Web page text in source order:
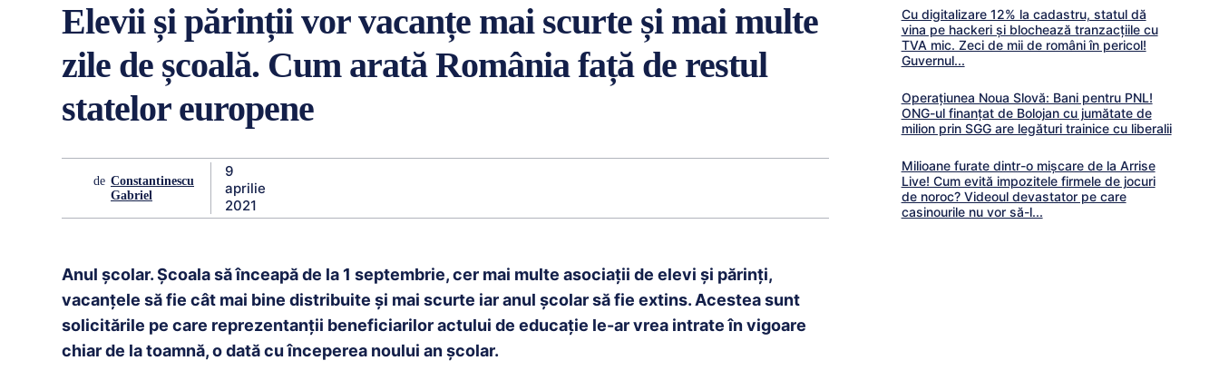
Elevii și părinții vor vacanțe mai scurte și mai multe
zile de școală. Cum arată România față de restul
statelor europene
de Constantinescu
Gabriel
9
aprilie
2021
Anul școlar. Școala să înceapă de la 1 septembrie, cer mai multe asociații de elevi și părinți,
vacanțele să fie cât mai bine distribuite și mai scurte iar anul școlar să fie extins. Acestea sunt
solicitările pe care reprezentanții beneficiarilor actului de educație le-ar vrea intrate în vigoare
chiar de la toamnă, o dată cu începerea noului an școlar.
Cu digitalizare 12% la cadastru, statul dă
vina pe hackeri și blochează tranzacțiile cu
TVA mic. Zeci de mii de români în pericol!
Guvernul...
Operațiunea Noua Slovă: Bani pentru PNL!
ONG-ul finanțat de Bolojan cu jumătate de
milion prin SGG are legături trainice cu liberalii
Milioane furate dintr-o mișcare de la Arrise
Live! Cum evită impozitele firmele de jocuri
de noroc? Videoul devastator pe care
casinourile nu vor să-l...